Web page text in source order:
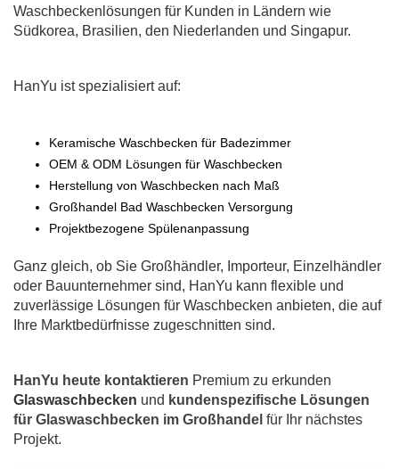
Waschbeckenlösungen für Kunden in Ländern wie
Südkorea, Brasilien, den Niederlanden und Singapur.
HanYu ist spezialisiert auf:
Keramische Waschbecken für Badezimmer
OEM & ODM Lösungen für Waschbecken
Herstellung von Waschbecken nach Maß
Großhandel Bad Waschbecken Versorgung
Projektbezogene Spülenanpassung
Ganz gleich, ob Sie Großhändler, Importeur, Einzelhändler
oder Bauunternehmer sind, HanYu kann flexible und
zuverlässige Lösungen für Waschbecken anbieten, die auf
Ihre Marktbedürfnisse zugeschnitten sind.
HanYu heute kontaktieren Premium zu erkunden
Glaswaschbecken und kundenspezifische Lösungen
für Glaswaschbecken im Großhandel für Ihr nächstes
Projekt.